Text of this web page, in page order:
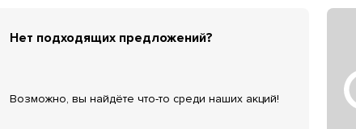
Нет подходящих предложений?
Возможно, вы найдёте что-то среди наших акций!